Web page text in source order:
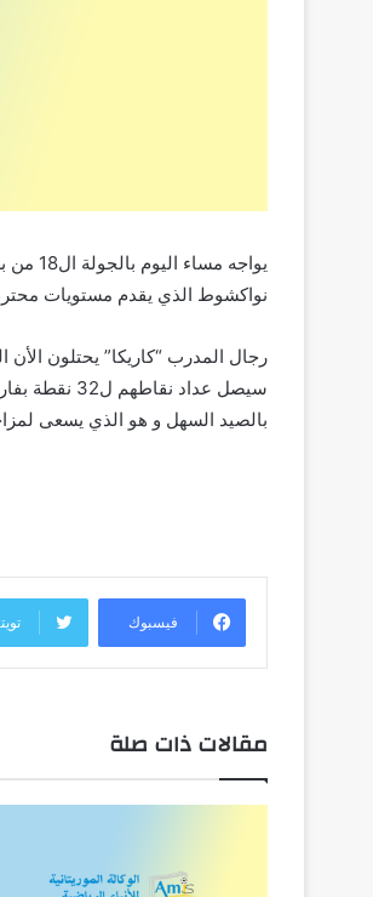
نواكشوط الذي يقدم مستويات
رجال المدرب “كاريكا” يحتلون الأن
بالصيد السهل و هو الذي يسعى
فيسبوك
مقالات ذات صلة